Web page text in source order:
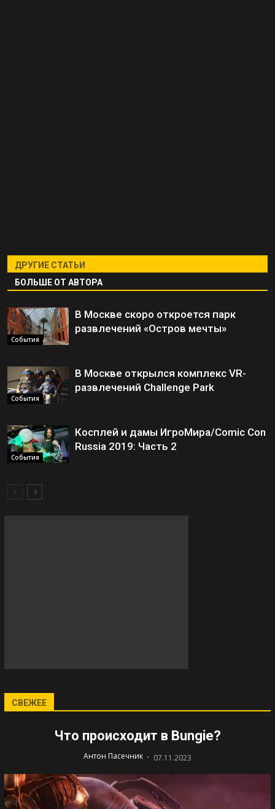
ДРУГИЕ СТАТЬИ
БОЛЬШЕ ОТ АВТОРА
События
В Москве скоро откроется парк
развлечений «Остров мечты»
События
В Москве открылся комплекс VR-
развлечений Challenge Park
События
Косплей и дамы ИгроМира/Comic Con
Russia 2019: Часть 2
СВЕЖЕЕ
Что происходит в Bungie?
Антон Пасечник - 07.11.2023